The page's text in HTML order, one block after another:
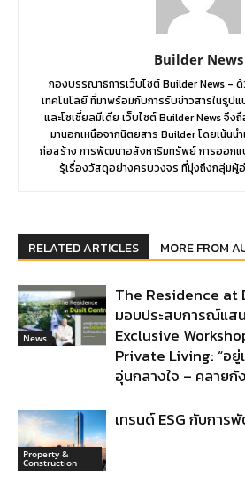
Builder News
กองบรรณาธิการเว็บไซต์ Builder News - ด้
เทคโนโลยี ที่มาพร้อมกับการรับข่าวสารในรูป
และโซเชี่ยลมีเดีย เว็บไซต์ Builder News จึ
มานอกเหนือจากนิตยสาร Builder โดยเน้นน
ก่อสร้าง การพัฒนาอสังหาริมทรัพย์ การออก
รู้เรื่องวัสดุอย่างครบวงจร ที่มุ่งถึงกลุ่มผู้
RELATED ARTICLES MORE FROM
News
The Residence at
มอบประสบการณ์แส
Exclusive
Private Living: “อ
อุ่นกลางใจ – คลาย
Property &
Construction
เทรนด์ ESG กับกา